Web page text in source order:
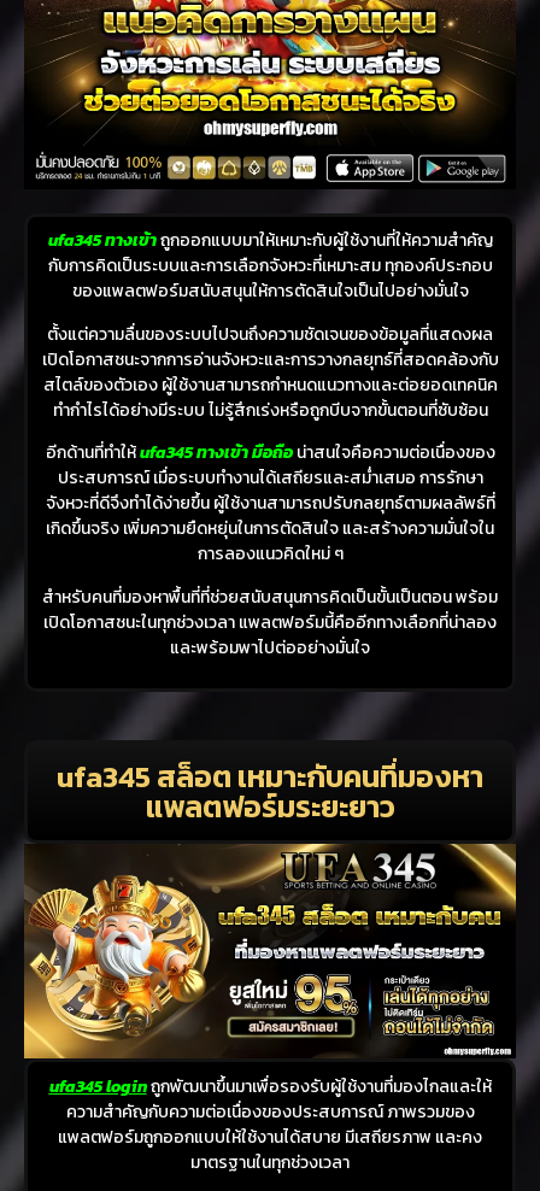
ufa345 ทางเข้าถูกออกแบบมาให้เหมาะกับผู้ใช้งานที่ให้ความสำคัญ
กับการคิดเป็นระบบและการเลือกจังหวะที่เหมาะสม ทุกองค์ประกอบ
ของแพลตฟอร์มสนับสนุนให้การตัดสินใจเป็นไปอย่างมั่นใจ
ตั้งแต่ความลื่นของระบบไปจนถึงความชัดเจนของข้อมูลที่แสดงผล
เปิดโอกาสชนะจากการอ่านจังหวะและการวางกลยุทธ์ที่สอดคล้องกับ
สไตล์ของตัวเอง ผู้ใช้งานสามารถกำหนดแนวทางและต่อยอดเทคนิค
ทำกำไรได้อย่างมีระบบ ไม่รู้สึกเร่งหรือถูกบีบจากขั้นตอนที่ซับซ้อน
อีกด้านที่ทำให้ufa345 ทางเข้า มือถือน่าสนใจคือความต่อเนื่องของ
ประสบการณ์ เมื่อระบบทำงานได้เสถียรและสม่ำเสมอ การรักษา
จังหวะที่ดีจึงทำได้ง่ายขึ้น ผู้ใช้งานสามารถปรับกลยุทธ์ตามผลลัพธ์ที่
เกิดขึ้นจริง เพิ่มความยืดหยุ่นในการตัดสินใจ และสร้างความมั่นใจใน
การลองแนวคิดใหม่ ๆ
สำหรับคนที่มองหาพื้นที่ที่ช่วยสนับสนุนการคิดเป็นขั้นเป็นตอน พร้อม
เปิดโอกาสชนะในทุกช่วงเวลา แพลตฟอร์มนี้คืออีกทางเลือกที่น่าลอง
และพร้อมพาไปต่ออย่างมั่นใจ
ufa345 สล็อต เหมาะกับคนที่มองหา
แพลตฟอร์มระยะยาว
ufa345 loginถูกพัฒนาขึ้นมาเพื่อรองรับผู้ใช้งานที่มองไกลและให้
ความสำคัญกับความต่อเนื่องของประสบการณ์ ภาพรวมของ
แพลตฟอร์มถูกออกแบบให้ใช้งานได้สบาย มีเสถียรภาพ และคง
มาตรฐานในทุกช่วงเวลา